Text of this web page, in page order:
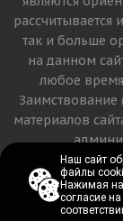
так и больше
на данном
любое
материалов
Наш сайт
файлы
Нажимая
согласие
Наш сайт
файлы
Нажимая
согласие